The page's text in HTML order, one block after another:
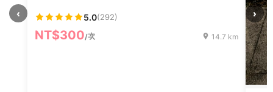
5.0(292)
NT$300/次 14.7 km
‹ ›